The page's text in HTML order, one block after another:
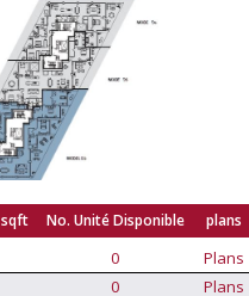
sqft No. Unité Disponible plans
0
Plans
0
Plans